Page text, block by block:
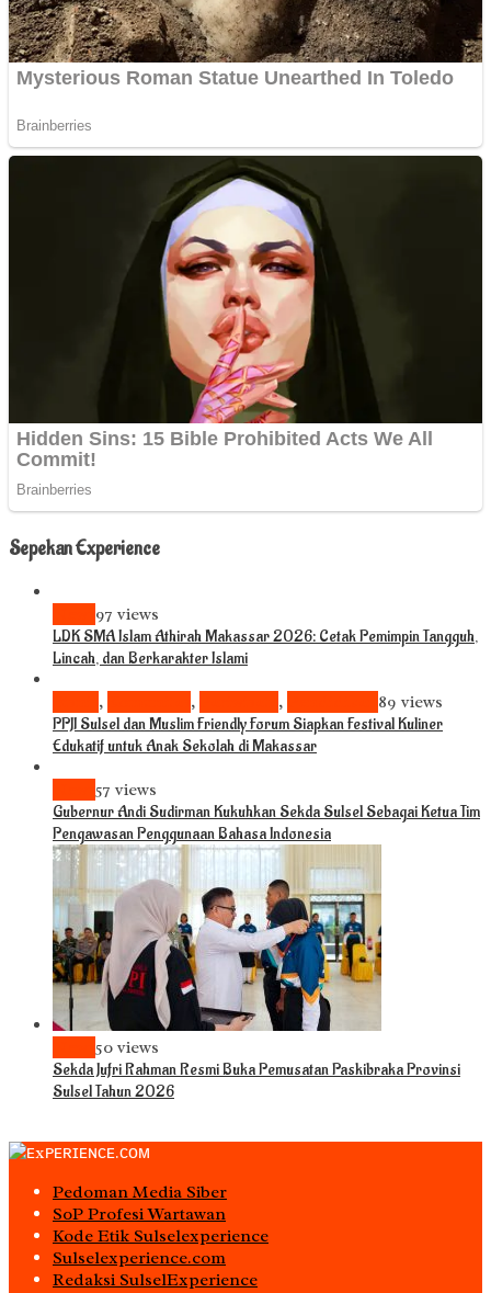
Sepekan Experience
97 views
LDK SMA Islam Athirah Makassar 2026: Cetak Pemimpin Tangguh,
Lincah, dan Berkarakter Islami
, , , 89 views
PPJI Sulsel dan Muslim Friendly Forum Siapkan Festival Kuliner
Edukatif untuk Anak Sekolah di Makassar
57 views
Gubernur Andi Sudirman Kukuhkan Sekda Sulsel Sebagai Ketua Tim
Pengawasan Penggunaan Bahasa Indonesia
50 views
Sekda Jufri Rahman Resmi Buka Pemusatan Paskibraka Provinsi
Sulsel Tahun 2026
Pedoman Media Siber
S0P Profesi Wartawan
Kode Etik Sulselexperience
Sulselexperience.com
Redaksi SulselExperience